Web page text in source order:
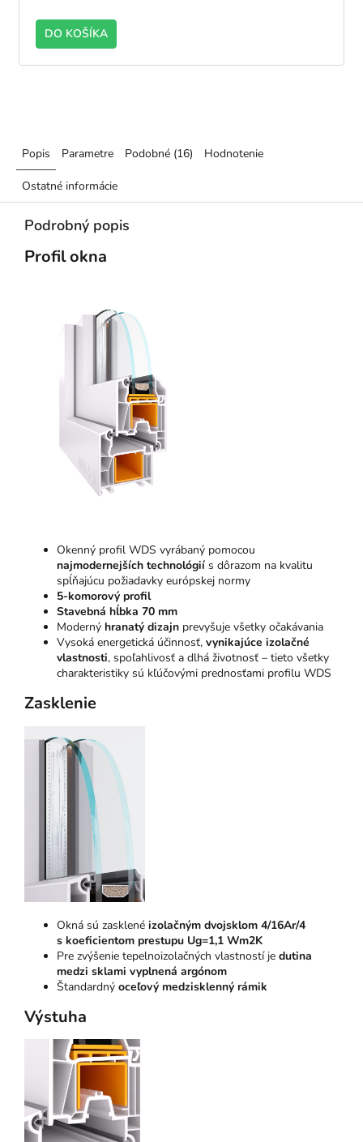
DO KOŠÍKA
Popis Parametre Podobné (16) Hodnotenie
Ostatné informácie
Podrobný popis
Profil okna
Okenný profil WDS vyrábaný pomocou
najmodernejších technológií s dôrazom na kvalitu
spĺňajúcu požiadavky európskej normy
5-komorový profil
Stavebná hĺbka 70 mm
Moderný hranatý dizajn prevyšuje všetky očakávania
Vysoká energetická účinnosť, vynikajúce izolačné
vlastnosti, spoľahlivosť a dlhá životnosť – tieto všetky
charakteristiky sú kľúčovými prednosťami profilu WDS
Zasklenie
Okná sú zasklené izolačným dvojsklom 4/16Ar/4
s koeficientom prestupu Ug=1,1 Wm2K
Pre zvýšenie tepelnoizolačných vlastností je dutina
medzi sklami vyplnená argónom
Štandardný oceľový medzisklenný rámik
Výstuha